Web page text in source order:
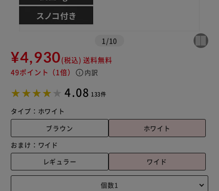
1 /10
¥4,930(税込) 送料無料
49ポイント （1倍） info 内訳
4.08 133件
タイプ： ホワイト
ブラウン
ホワイト
おまけ： ワイド
レギュラー
ワイド